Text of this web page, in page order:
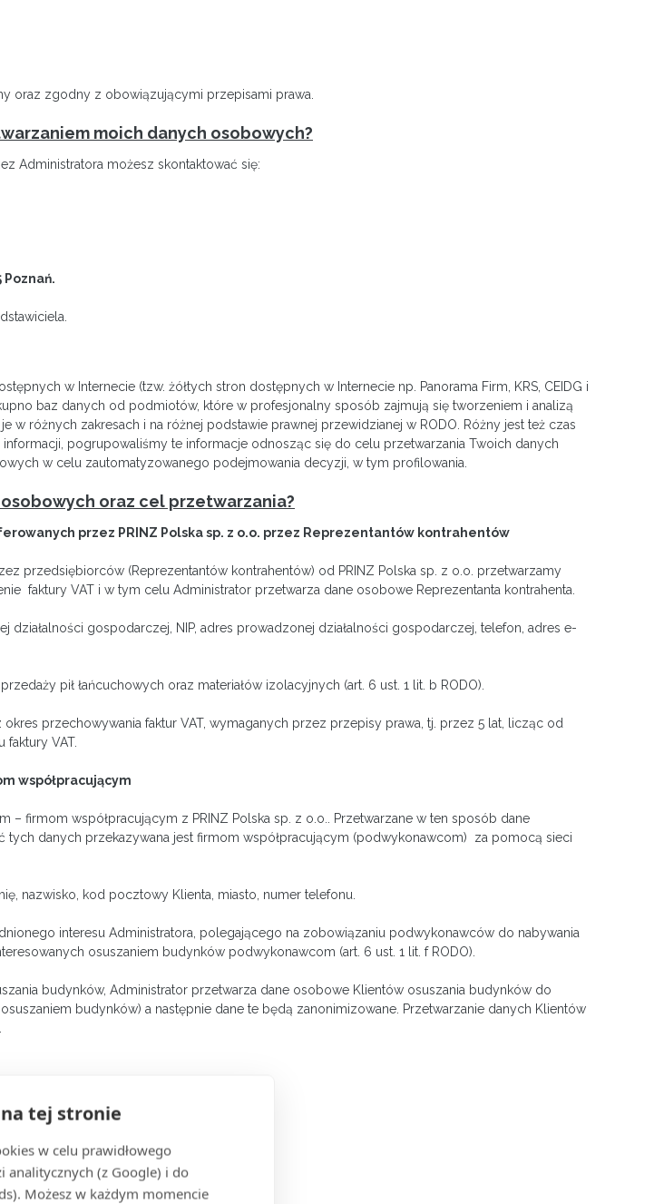
tej stronie
w celu prawidłowego
analitycznych (z Google) i do
Możesz w każdym momencie
oraz zgodny z obowiązującymi przepisami prawa.
moich danych osobowych?
Administratora możesz skontaktować się:
w Internecie (tzw. żółtych stron dostępnych w Internecie np. Panorama Firm, KRS, CEIDG i
baz danych od podmiotów, które w profesjonalny sposób zajmują się tworzeniem i analizą
różnych zakresach i na różnej podstawie prawnej przewidzianej w RODO. Różny jest też czas
pogrupowaliśmy te informacje odnosząc się do celu przetwarzania Twoich danych
w celu zautomatyzowanego podejmowania decyzji, w tym profilowania.
oraz cel przetwarzania?
przez PRINZ Polska sp. z o.o. przez Reprezentantów kontrahentów
przedsiębiorców (Reprezentantów kontrahentów) od PRINZ Polska sp. z o.o. przetwarzamy
faktury VAT i w tym celu Administrator przetwarza dane osobowe Reprezentanta kontrahenta.
gospodarczej, NIP, adres prowadzonej działalności gospodarczej, telefon, adres e-
pił łańcuchowych oraz materiałów izolacyjnych (art. 6 ust. 1 lit. b RODO).
przechowywania faktur VAT, wymaganych przez przepisy prawa, tj. przez 5 lat, licząc od
faktury VAT.
współpracującym
firmom współpracującym z PRINZ Polska sp. z o.o.. Przetwarzane w ten sposób dane
tych danych przekazywana jest firmom współpracującym (podwykonawcom) za pomocą sieci
nazwisko, kod pocztowy Klienta, miasto, numer telefonu.
interesu Administratora, polegającego na zobowiązaniu podwykonawców do nabywania
osuszaniem budynków podwykonawcom (art. 6 ust. 1 lit. f RODO).
budynków, Administrator przetwarza dane osobowe Klientów osuszania budynków do
budynków) a następnie dane te będą zanonimizowane. Przetwarzanie danych Klientów
Kontrahenta,
wolny od wad itp.)